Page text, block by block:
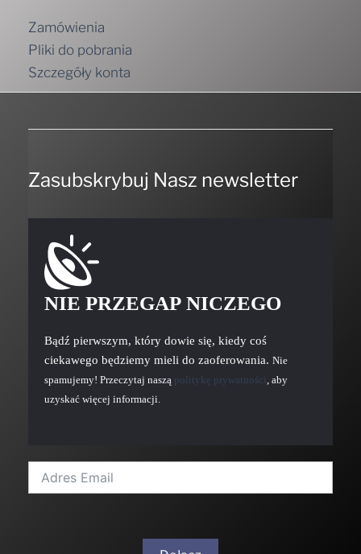
Zamówienia
Pliki do pobrania
Szczegóły konta
Zasubskrybuj Nasz newsletter
NIE PRZEGAP NICZEGO
Bądź pierwszym, który dowie się, kiedy coś
ciekawego będziemy mieli do zaoferowania. Nie
spamujemy! Przeczytaj naszą politykę prywatności , aby
uzyskać więcej informacji.